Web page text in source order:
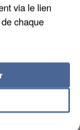
via le lien
chaque